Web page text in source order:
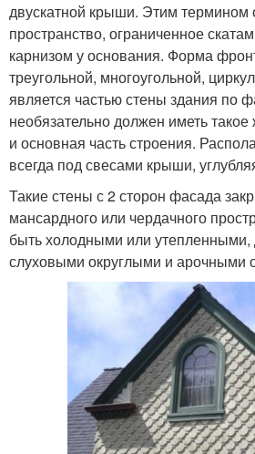
двускатной крыши. Этим термином
пространство, ограниченное
карнизом у основания. Форма
треугольной, многоугольной,
является частью стены здания по
необязательно должен иметь
и основная часть строения.
всегда под свесами крыши,
Такие стены с 2 сторон фасада
мансардного или чердачного
быть холодными или утепленными,
слуховыми округлыми и арочными